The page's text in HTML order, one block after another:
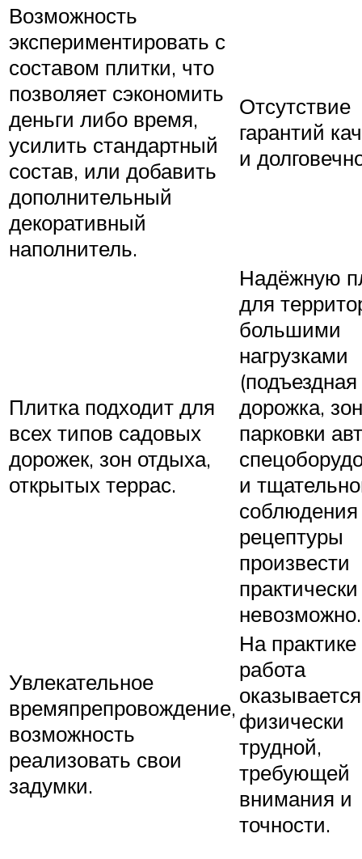
Возможность
экспериментировать с
составом плитки, что
позволяет сэкономить
деньги либо время,
усилить стандартный
состав, или добавить
дополнительный
декоративный
наполнитель.
Отсутствие
гарантий
и
Плитка подходит для
всех типов садовых
дорожек, зон отдыха,
открытых террас.
Надёжную
для
большими
нагрузками
(подъездная
дорожка,
парковки
и
соблюдения
рецептуры
произвести
практически
невозможно.
Увлекательное
времяпрепровождение,
возможность
реализовать свои
задумки.
На практике
работа
оказывается
физически
трудной,
требующей
внимания и
точности.